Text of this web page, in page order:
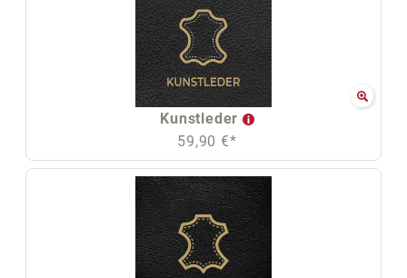
Kunstleder
59,90 €*